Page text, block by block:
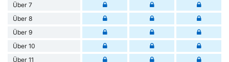
Über 7
Über 8
Über 9
Über 10
Über 11